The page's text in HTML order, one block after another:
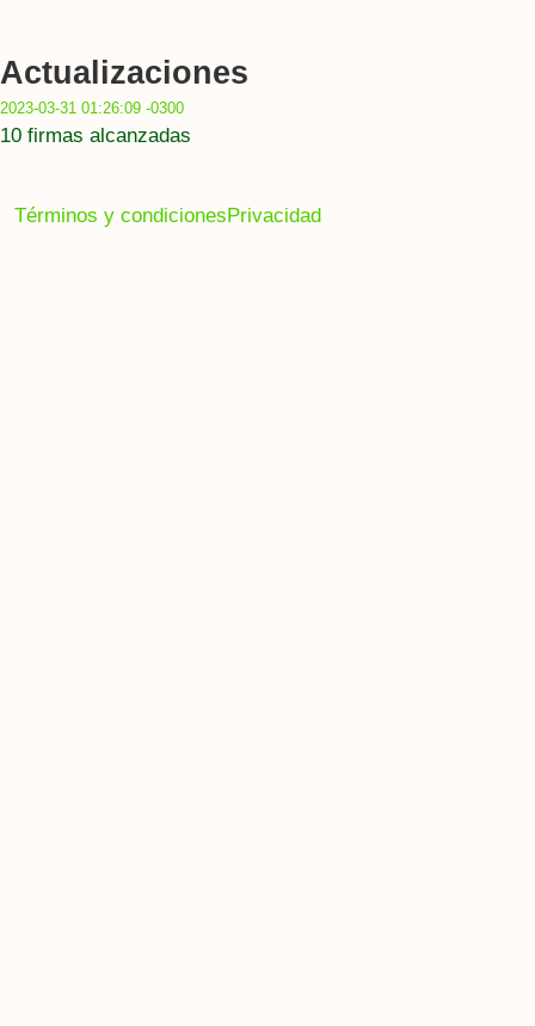
Actualizaciones
2023-03-31 01:26:09 -0300
10 firmas alcanzadas
Términos y condicionesPrivacidad